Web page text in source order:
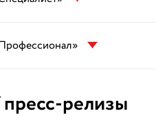
релизы